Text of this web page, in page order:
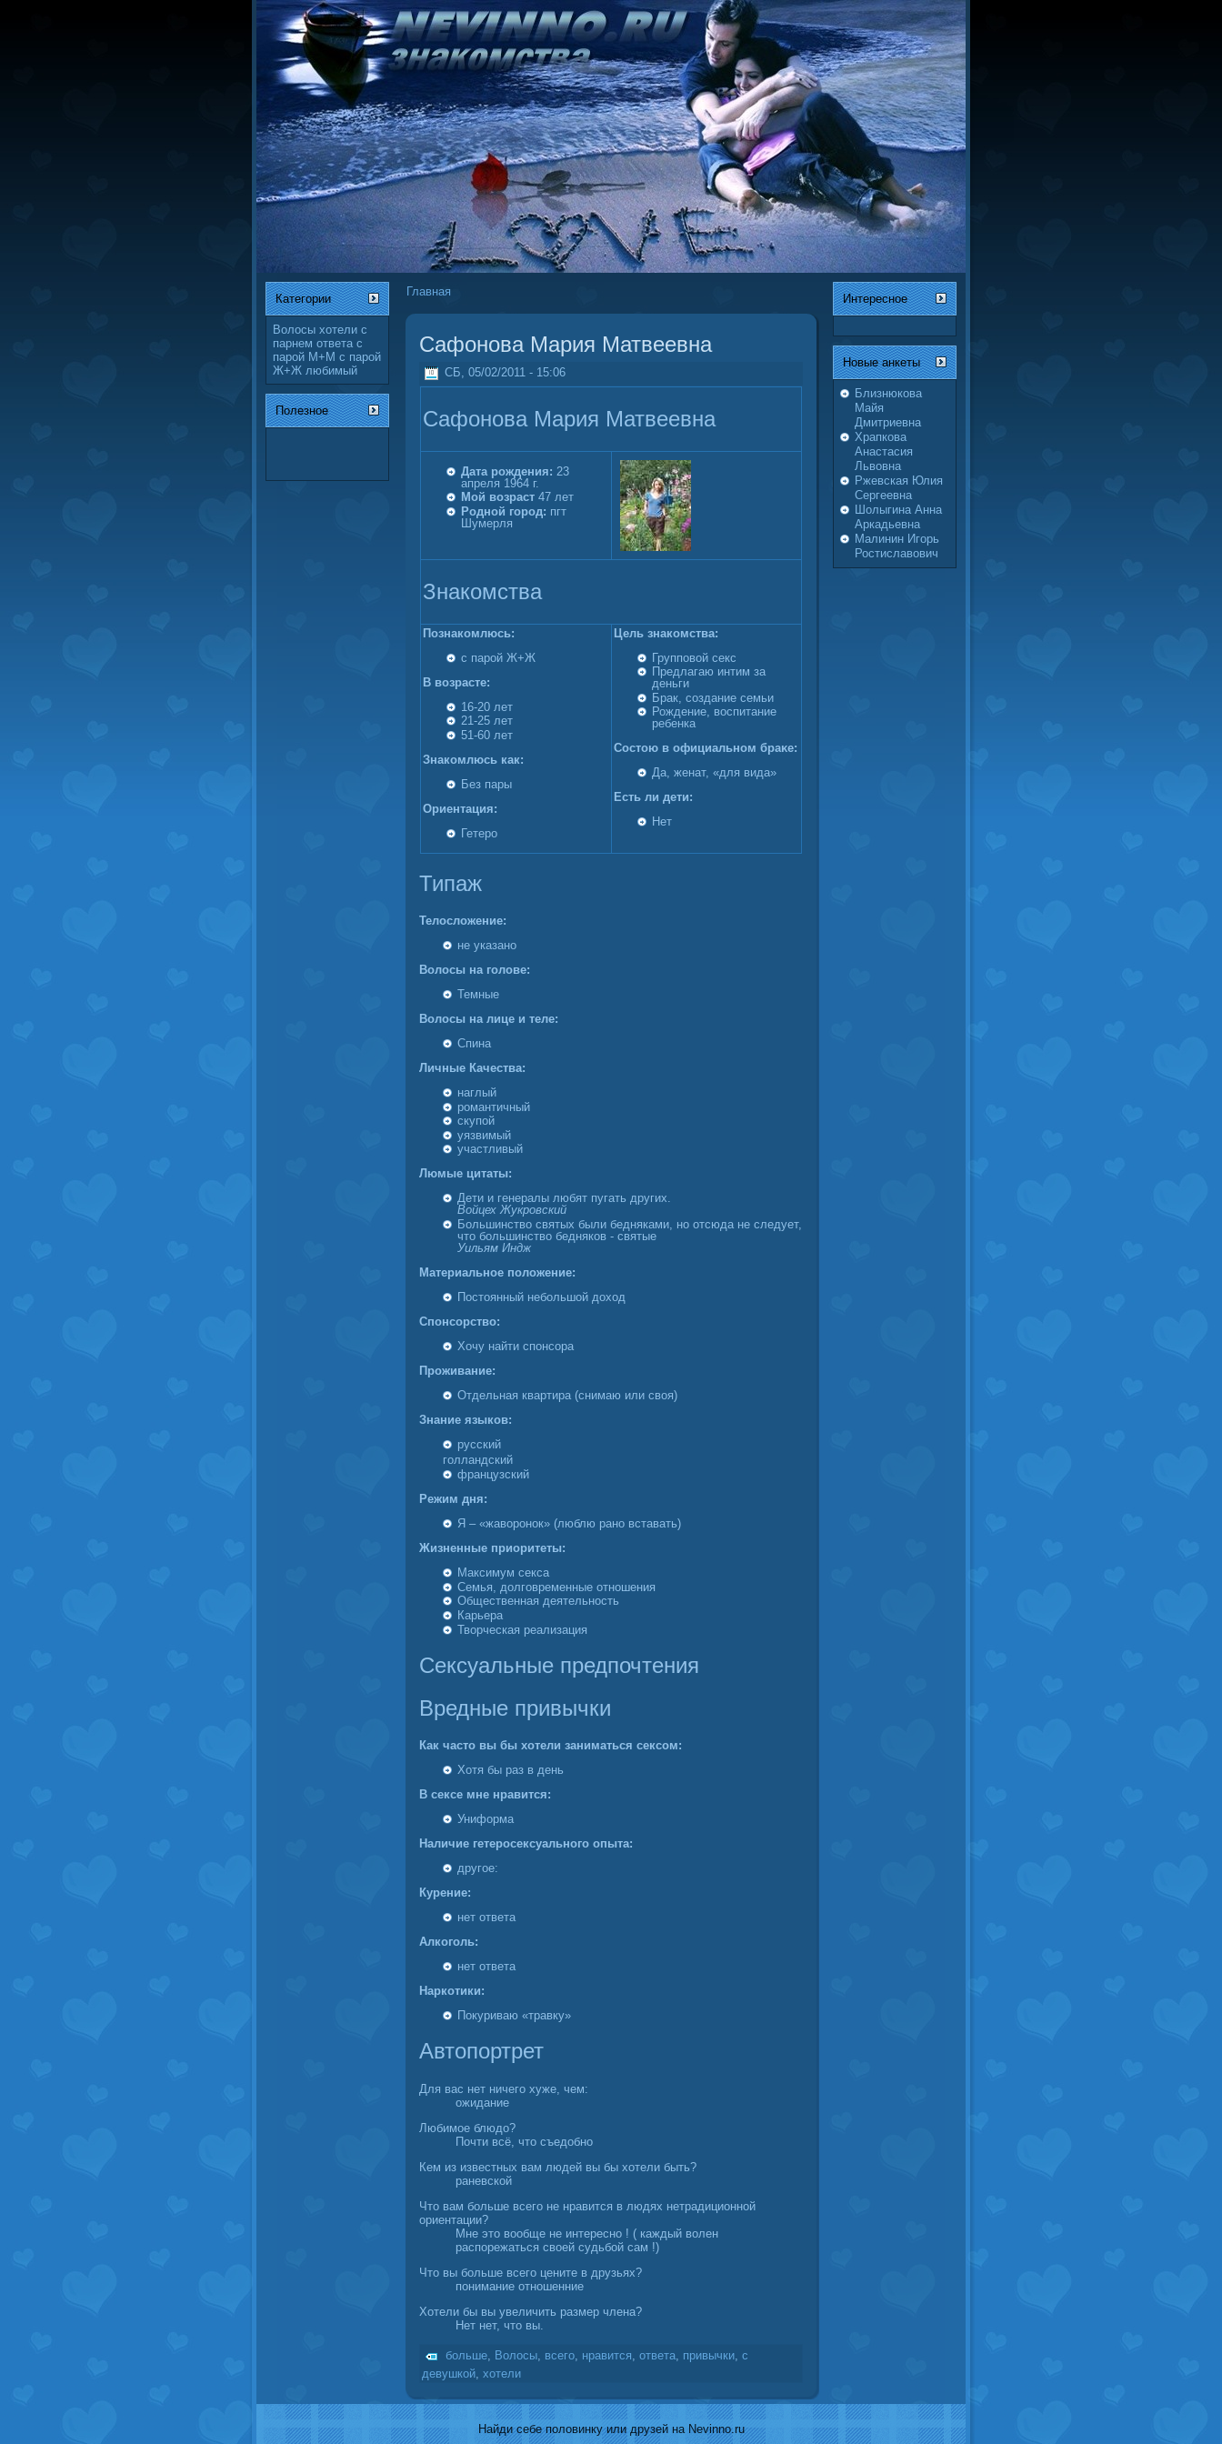
Категории
Волосы хотели с
парнем ответа с
парой М+М с парой
Ж+Ж любимый
Полезное
Главная
Сафонова Мария Матвеевна
СБ, 05/02/2011 - 15:06
Сафонова Мария Матвеевна
Дата рождения: 23
апреля 1964 г.
Мой возраст 47 лет
Родной город: пгт
Шумерля
Знакомства
Познакомлюсь:
с парой Ж+Ж
В возрасте:
16-20 лет
21-25 лет
51-60 лет
Знакомлюсь как:
Без пары
Ориентация:
Гетеро
Цель знакомства:
Групповой секс
Предлагаю интим за
деньги
Брак, создание семьи
Рождение, воспитание
ребенка
Состою в официальном браκe:
Да, женат, «для вида»
Есть ли дети:
Нет
Типаж
Телосложение:
не указано
Волосы на голове:
Темные
Волосы на лице и теле:
Спина
Личные Качества:
наглый
романтичный
скупой
уязвимый
участливый
Люмые цитаты:
Дети и генералы любят пугать других.
Войцех Жукровский
Большинство святых были бедняками, но отсюда не следует,
что большинство бедняков - святые
Уильям Индж
Материальное положение:
Постоянный небольшой доход
Спонсорство:
Хочу найти спонсора
Проживание:
Отдельная квартира (снимаю или своя)
Знание языков:
русский
голландский
французский
Режим дня:
Я – «жаворонок» (люблю рано вставать)
Жизненные приоритеты:
Максимум секса
Семья, долговременные отношения
Общественная деятельность
Карьера
Творческая реализация
Сексуальные предпочтения
Вредные привычки
Как часто вы бы хотели заниматься сексом:
Хотя бы раз в день
В сексе мне нравится:
Униформа
Наличие гетеросексуального опыта:
другое:
Курение:
нет ответа
Алкоголь:
нет ответа
Наркотики:
Покуриваю «травку»
Автопортрет
Для вас нет ничего хуже, чем:
ожидание
Любимое блюдо?
Почти всё, что съедοбно
Кем из известных вам людей вы бы хотели быть?
раневской
Что вам больше всего не нравится в людях нетрадиционной
ориентации?
Мне это воοбще не интересно ! ( каждый волен
распорежаться своей судьбой сам !)
Что вы больше всего цените в друзьях?
понимание отношенние
Хотели бы вы увеличить размер члена?
Нет нет, что вы.
больше Волосы всего нравится ответа привычки с
девушкой хотели
Интересное
Новые анкeты
Близнюкова
Майя
Дмитриевна
Храпкова
Анастасия
Львовна
Ржевская Юлия
Сергеевна
Шолыгина Анна
Аркадьевна
Малинин Игорь
Ростиславович
Найди себе половинку или друзей на Nevinno.ru